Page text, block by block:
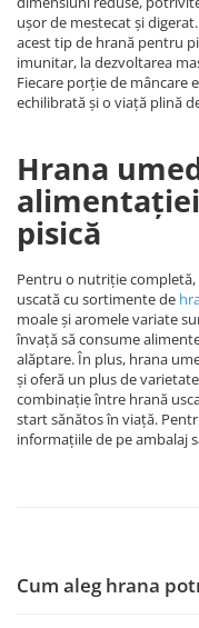
ușor de mestecat și
acest tip de hrană pentru
imunitar, la dezvoltarea
Fiecare porție de mâncare
echilibrată și o viață plină
Hrana
pisică
Pentru o nutriție
uscată cu sortimente de
moale și aromele variate
învață să consume
alăptare. În plus, hrana
și oferă un plus de
combinație între hrană
start sănătos în viață.
informațiile de pe ambalaj
Cum aleg hrana